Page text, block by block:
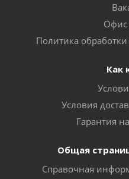
Офис
Политика
Как
Условия
Гарантия
Общая
Справочная